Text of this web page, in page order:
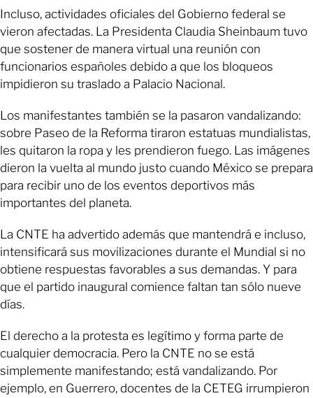
Incluso, actividades oficiales del Gobierno federal se
vieron afectadas. La Presidenta Claudia Sheinbaum tuvo
que sostener de manera virtual una reunión con
funcionarios españoles debido a que los bloqueos
impidieron su traslado a Palacio Nacional.
Los manifestantes también se la pasaron vandalizando:
sobre Paseo de la Reforma tiraron estatuas mundialistas,
les quitaron la ropa y les prendieron fuego. Las imágenes
dieron la vuelta al mundo justo cuando México se prepara
para recibir uno de los eventos deportivos más
importantes del planeta.
La CNTE ha advertido además que mantendrá e incluso,
intensificará sus movilizaciones durante el Mundial si no
obtiene respuestas favorables a sus demandas. Y para
que el partido inaugural comience faltan tan sólo nueve
días.
El derecho a la protesta es legítimo y forma parte de
cualquier democracia. Pero la CNTE no se está
simplemente manifestando; está vandalizando. Por
ejemplo, en Guerrero, docentes de la CETEG irrumpieron